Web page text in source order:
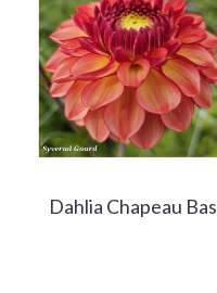
Dahlia Chapeau Bas